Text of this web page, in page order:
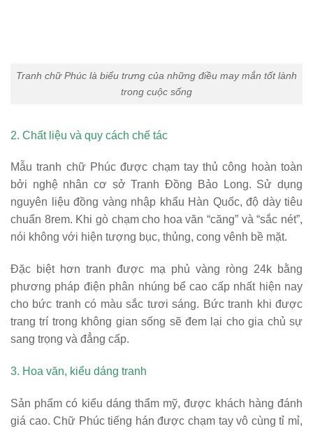
Tranh chữ Phúc là biểu trưng của những điều may mắn tốt lành
trong cuộc sống
2. Chất liệu và quy cách chế tác
Mẫu tranh chữ Phúc được chạm tay thủ công hoàn toàn
bởi nghệ nhân cơ sở Tranh Đồng Bảo Long. Sử dụng
nguyên liệu đồng vàng nhập khẩu Hàn Quốc, độ dày tiêu
chuẩn 8rem. Khi gò chạm cho hoa văn “căng” và “sắc nét”,
nói không với hiện tượng bục, thủng, cong vênh bề mặt.
Đặc biệt hơn tranh được mạ phủ vàng ròng 24k bằng
phương pháp điện phân nhúng bể cao cấp nhất hiện nay
cho bức tranh có màu sắc tươi sáng. Bức tranh khi được
trang trí trong không gian sống sẽ đem lại cho gia chủ sự
sang trọng và đẳng cấp.
3. Hoa văn, kiểu dáng tranh
Sản phẩm có kiểu dáng thẩm mỹ, được khách hàng đánh
giá cao. Chữ Phúc tiếng hán được chạm tay vô cùng tỉ mỉ,